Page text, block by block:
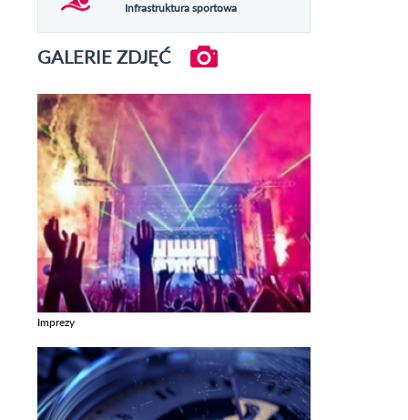
Infrastruktura sportowa
GALERIE ZDJĘĆ
Imprezy